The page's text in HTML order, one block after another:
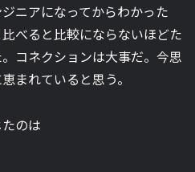
ニアになってからわかった
べると比較にならないほどた
コネクションは大事だ。今思
まれていると思う。
のは